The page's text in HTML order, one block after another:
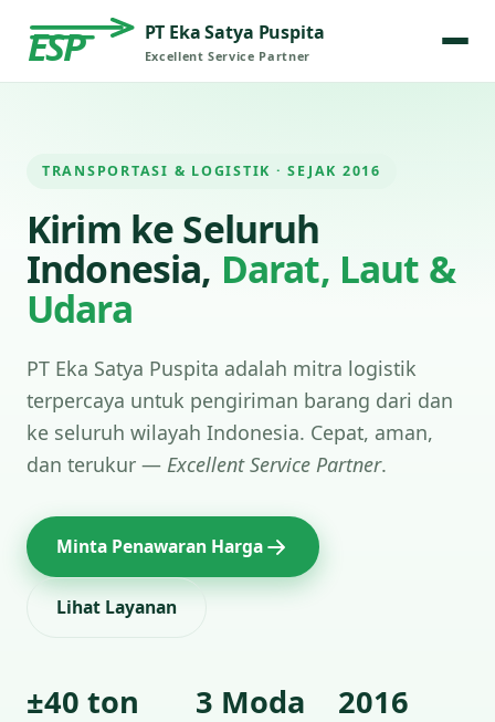
ESP PT Eka Satya Puspita
Excellent Service Partner
TRANSPORTASI & LOGISTIK · SEJAK 2016
Kirim ke Seluruh
Indonesia, Darat, Laut &
Udara
PT Eka Satya Puspita adalah mitra logistik
terpercaya untuk pengiriman barang dari dan
ke seluruh wilayah Indonesia. Cepat, aman,
dan terukur — Excellent Service Partner.
Minta Penawaran Harga
Lihat Layanan
±40 ton 3 Moda 2016